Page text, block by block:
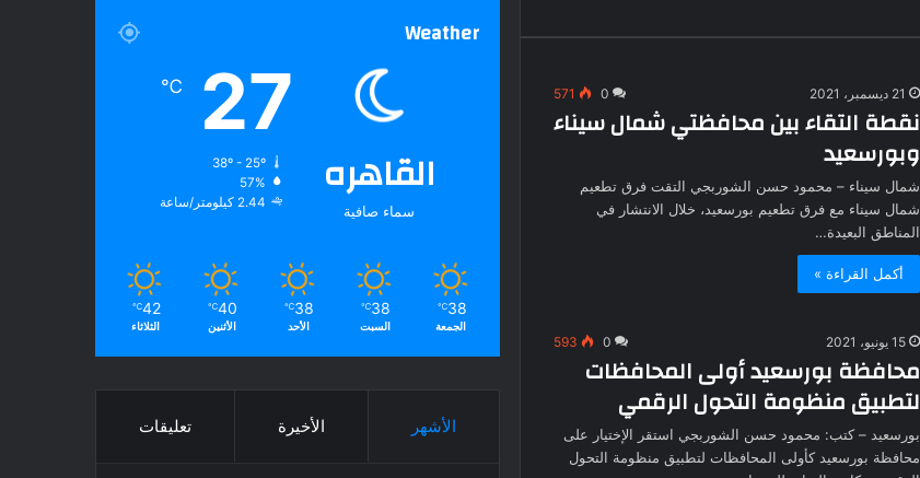
21 ديسمبر، 2021 0
571
نقطة التقاء بين محافظتي شمال سيناء
وبورسعيد
شمال سيناء – محمود حسن الشوربجي التقت فرق تطعيم
شمال سيناء مع فرق تطعيم بورسعيد، خلال الانتشار في
المناطق البعيدة…
أكمل القراءة »
15 يونيو، 2021 0
593
محافظة بورسعيد أولى المحافظات
لتطبيق منظومة التحول الرقمي
بورسعيد – كتب: محمود حسن الشوربجي استقر الإختيار على
محافظة بورسعيد كأولى المحافظات لتطبيق منظومة التحول
Weather
القاهره
سماء صافية
27
℃
38º - 25º
57%
2.44 كيلومتر/ساعة
38
℃
الجمعة
38
℃
السبت
38
℃
الأحد
40
℃
الأثنين
42
℃
الثلاثاء
الأشهر الأخيرة تعليقات